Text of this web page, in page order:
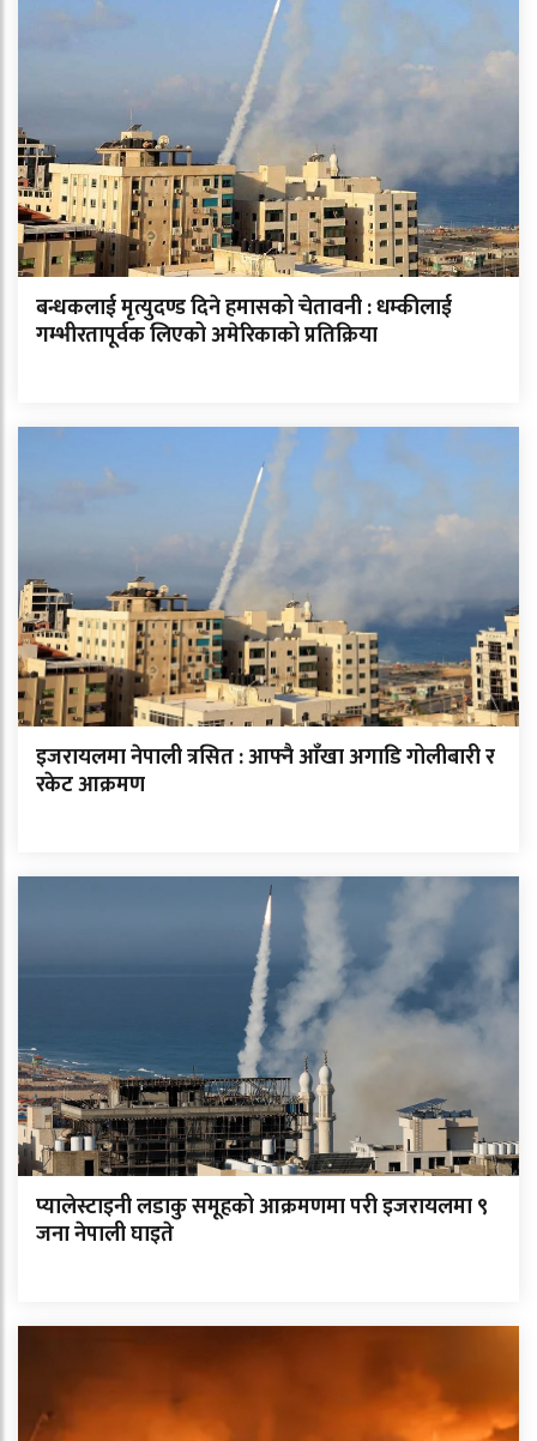
बन्धकलाई मृत्युदण्ड दिने हमासको चेतावनी : धम्कीलाई
गम्भीरतापूर्वक लिएको अमेरिकाको प्रतिक्रिया
इजरायलमा नेपाली त्रसित : आफ्नै आँखा अगाडि गोलीबारी र
रकेट आक्रमण
प्यालेस्टाइनी लडाकु समूहको आक्रमणमा परी इजरायलमा ९
जना नेपाली घाइते